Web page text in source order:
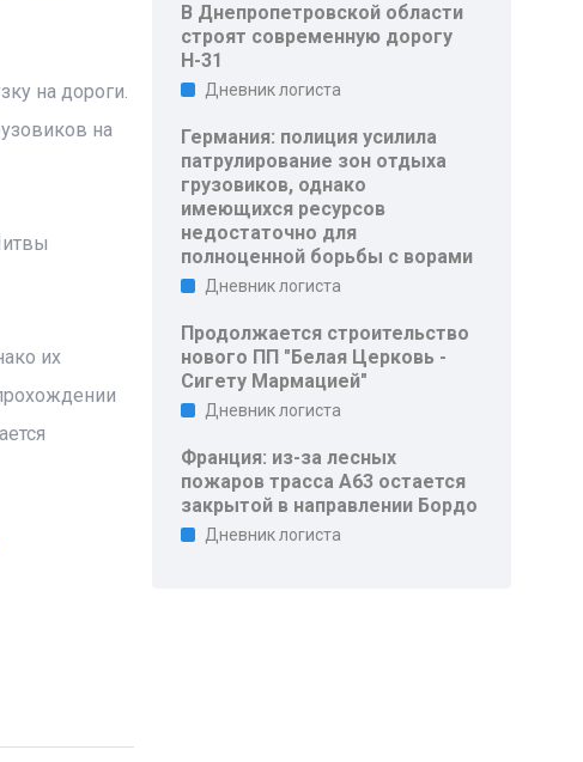
на дороги.
на
их
В Днепропетровской области
строят современную дорогу
Н-31
Дневник логиста
Германия: полиция усилила
патрулирование зон отдыха
грузовиков, однако
имеющихся ресурсов
недостаточно для
полноценной борьбы с ворами
Дневник логиста
Продолжается строительство
нового ПП "Белая Церковь -
Сигету Мармацией"
Дневник логиста
Франция: из-за лесных
пожаров трасса A63 остается
закрытой в направлении Бордо
Дневник логиста